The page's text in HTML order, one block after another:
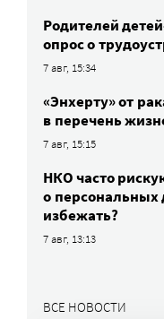
Родителей
опрос о
7 авг, 15:34
«Энхерту» от
в перечень
7 авг, 15:15
НКО часто
о персональных
избежать?
7 авг, 13:13
ВСЕ НОВОСТИ